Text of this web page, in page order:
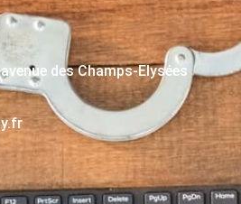
des Champs-Elysées